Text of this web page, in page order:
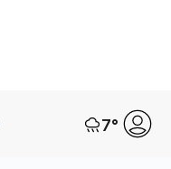
7°